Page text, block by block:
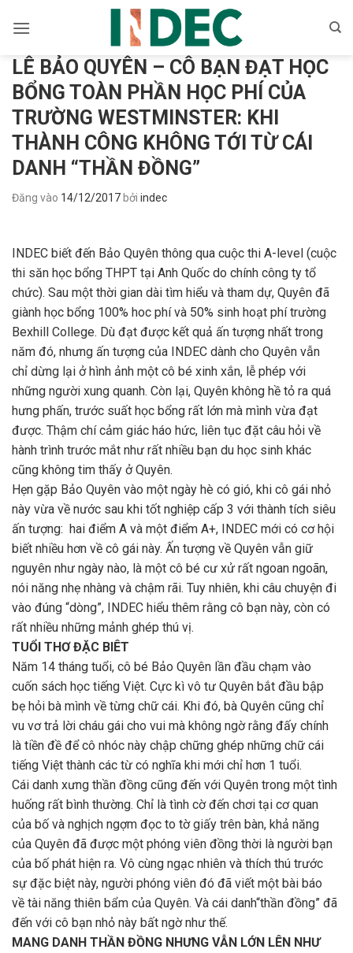
qua
dungLÊ BẢO QUYÊN – CÔ BẠN ĐẠT HỌC
BỔNG TOÀN PHẦN HỌC PHÍ CỦA
TRƯỜNG WESTMINSTER: KHI
THÀNH CÔNG KHÔNG TỚI TỪ CÁI
DANH “THẦN ĐỒNG”
Đăng vào 14/12/2017bởi indec
INDEC biết đến Bảo Quyên thông qua cuộc thi A-level (cuộc
thi săn học bổng THPT tại Anh Quốc do chính công ty tổ
chức). Sau một thời gian dài tìm hiểu và tham dự, Quyên đã
giành học bổng 100% hoc phí và 50% sinh hoạt phí trường
Bexhill College. Dù đạt được kết quả ấn tượng nhất trong
năm đó, nhưng ấn tượng của INDEC dành cho Quyên vẫn
chỉ dừng lại ở hình ảnh một cô bé xinh xắn, lễ phép với
những người xung quanh. Còn lại, Quyên không hề tỏ ra quá
hưng phấn, trước suất học bổng rất lớn mà mình vừa đạt
được. Thậm chí cảm giác háo hức, liên tục đặt câu hỏi về
hành trình trước mắt như rất nhiều bạn du học sinh khác
cũng không tim thấy ở Quyên.
Hẹn gặp Bảo Quyên vào một ngày hè có gió, khi cô gái nhỏ
này vừa về nước sau khi tốt nghiệp cấp 3 với thành tích siêu
ấn tượng: hai điểm A và một điểm A+, INDEC mới có cơ hội
biết nhiều hơn về cô gái này. Ấn tượng về Quyên vẫn giữ
nguyên như ngày nào, là một cô bé cư xử rất ngoan ngoãn,
nói năng nhẹ nhàng và chậm rãi. Tuy nhiên, khi câu chuyện đi
vào đúng “dòng”, INDEC hiểu thêm rằng cô bạn này, còn có
rất nhiều những mảnh ghép thú vị.
TUỔI THƠ ĐẶC BIÊT
Năm 14 tháng tuổi, cô bé Bảo Quyên lần đầu chạm vào
cuốn sách học tiếng Việt. Cực kì vô tư Quyên bắt đầu bập
bẹ hỏi bà mình về từng chữ cái. Khi đó, bà Quyên cũng chỉ
vu vơ trả lời cháu gái cho vui mà không ngờ rằng đấy chính
là tiền đề để cô nhóc này chập chững ghép những chữ cái
tiếng Việt thành các từ có nghĩa khi mới chỉ hơn 1 tuổi.
Cái danh xưng thần đồng cũng đến với Quyên trong một tình
huống rất bình thường. Chỉ là tình cờ đến chơi tại cơ quan
của bố và nghịch ngợm đọc to tờ giấy trên bàn, khả năng
của Quyên đã được một phóng viên đồng thời là người bạn
của bố phát hiện ra. Vô cùng ngạc nhiên và thích thú trước
sự đặc biệt này, người phóng viên đó đã viết một bài báo
về tài năng thiên bẩm của Quyên. Và cái danh“thần đồng” đã
đến với cô bạn nhỏ này bất ngờ như thế.
MANG DANH THẦN ĐỒNG NHƯNG VẪN LỚN LÊN NHƯ